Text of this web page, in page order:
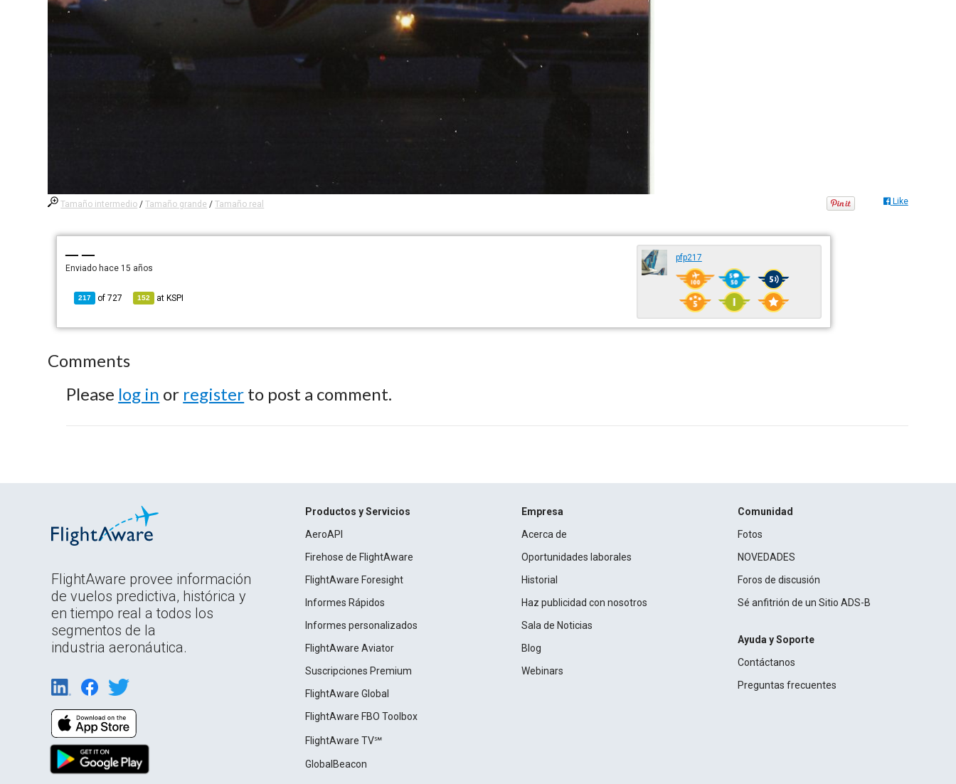
Tamaño intermedio /Tamaño grande /Tamaño real Like
— —
Enviado hace 15 años
217 of727 152 at KSPI
pfp217
Comments
Please log in or register to post a comment.
FlightAware provee información
de vuelos predictiva, histórica y
en tiempo real a todos los
segmentos de la
industria aeronáutica.
Productos y Servicios
AeroAPI
Firehose de FlightAware
FlightAware Foresight
Informes Rápidos
Informes personalizados
FlightAware Aviator
Suscripciones Premium
FlightAware Global
FlightAware FBO Toolbox
FlightAware TV℠
GlobalBeacon
Empresa
Acerca de
Oportunidades laborales
Historial
Haz publicidad con nosotros
Sala de Noticias
Blog
Webinars
Comunidad
Fotos
NOVEDADES
Foros de discusión
Sé anfitrión de un Sitio ADS-B
Ayuda y Soporte
Contáctanos
Preguntas frecuentes